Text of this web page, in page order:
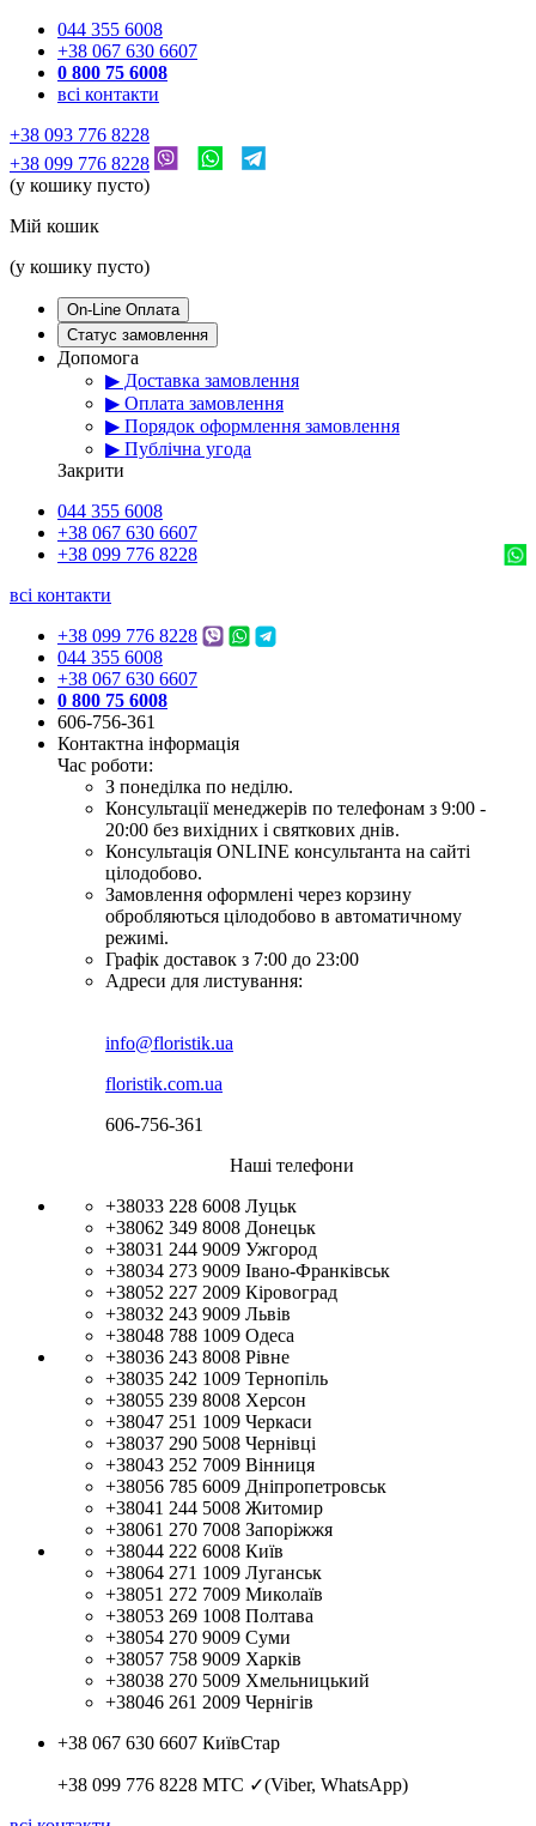
044 355 6008
+38 067 630 6607
0 800 75 6008
всі контакти
+38 093 776 8228
+38 099 776 8228
(у кошику пусто)
Мій кошик
(у кошику пусто)
On-Line Оплата
Статус замовлення
Допомога
▶ Доставка замовлення
▶ Оплата замовлення
▶ Порядок оформлення замовлення
▶ Публічна угода
Закрити
044 355 6008
+38 067 630 6607
+38 099 776 8228
всі контакти
+38 099 776 8228
044 355 6008
+38 067 630 6607
0 800 75 6008
606-756-361
Контактна інформація
Час роботи:
З понеділка по неділю.
Консультації менеджерів по телефонам з 9:00 -
20:00 без вихідних і святкових днів.
Консультація ONLINE консультанта на сайті
цілодобово.
Замовлення оформлені через корзину
обробляються цілодобово в автоматичному
режимі.
Графік доставок з 7:00 до 23:00
Адреси для листування:
info@floristik.ua
floristik.com.ua
606-756-361
Наші телефони
+38033 228 6008 Луцьк
+38062 349 8008 Донецьк
+38031 244 9009 Ужгород
+38034 273 9009 Івано-Франківськ
+38052 227 2009 Кіровоград
+38032 243 9009 Львів
+38048 788 1009 Одеса
+38036 243 8008 Рівне
+38035 242 1009 Тернопіль
+38055 239 8008 Херсон
+38047 251 1009 Черкаси
+38037 290 5008 Чернівці
+38043 252 7009 Вінниця
+38056 785 6009 Дніпропетровськ
+38041 244 5008 Житомир
+38061 270 7008 Запоріжжя
+38044 222 6008 Київ
+38064 271 1009 Луганськ
+38051 272 7009 Миколаїв
+38053 269 1008 Полтава
+38054 270 9009 Суми
+38057 758 9009 Харків
+38038 270 5009 Хмельницький
+38046 261 2009 Чернігів
+38 067 630 6607 КиївСтар
+38 099 776 8228 МТС ✓(Viber, WhatsApp)